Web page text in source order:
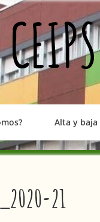
Alta y baja
21